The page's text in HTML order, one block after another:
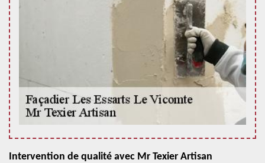
Intervention de qualité avec Mr Texier Artisan